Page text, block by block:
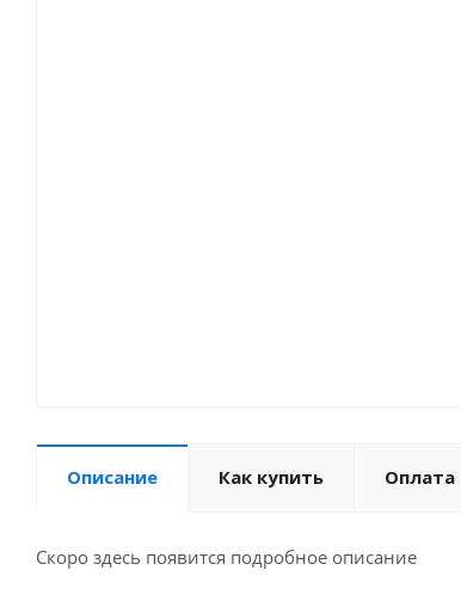
Описание Как купить Оплата
Скоро здесь появится подробное описание